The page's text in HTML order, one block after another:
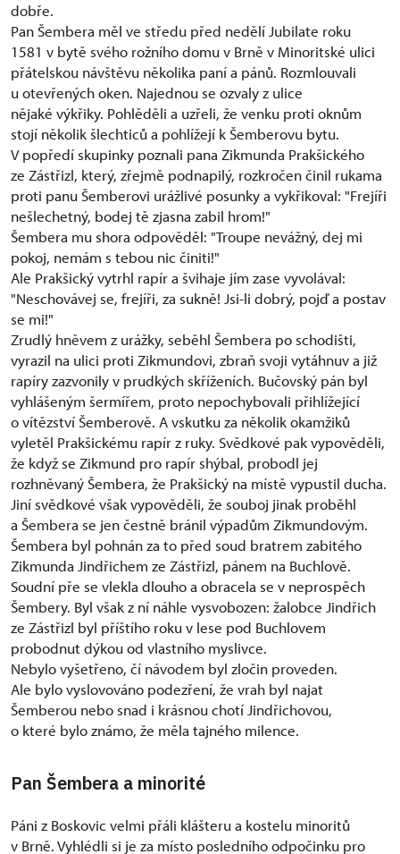
dobře.
Pan Šembera měl ve středu před nedělí Jubilate roku
1581 v bytě svého rožního domu v Brně v Minoritské ulici
přátelskou návštěvu několika paní a pánů. Rozmlouvali
u otevřených oken. Najednou se ozvaly z ulice
nějaké výkřiky. Pohlěděli a uzřeli, že venku proti oknům
stojí několik šlechticů a pohlížejí k Šemberovu bytu.
V popředí skupinky poznali pana Zikmunda Prakšického
ze Zástřizl, který, zřejmě podnapilý, rozkročen činil rukama
proti panu Šemberovi urážlivé posunky a vykřikoval: "Frejíři
nešlechetný, bodej tě zjasna zabil hrom!"
Šembera mu shora odpověděl: "Troupe nevážný, dej mi
pokoj, nemám s tebou nic činiti!"
Ale Prakšický vytrhl rapír a švihaje jím zase vyvolával:
"Neschovávej se, frejíři, za sukně! Jsi-li dobrý, pojď a postav
se mi!"
Zrudlý hněvem z urážky, seběhl Šembera po schodišti,
vyrazil na ulici proti Zikmundovi, zbraň svoji vytáhnuv a již
rapíry zazvonily v prudkých skříženích. Bučovský pán byl
vyhlášeným šermířem, proto nepochybovali přihlížející
o vítězství Šemberově. A vskutku za několik okamžiků
vyletěl Prakšickému rapír z ruky. Svědkové pak vypověděli,
že když se Zikmund pro rapír shýbal, probodl jej
rozhněvaný Šembera, že Prakšický na místě vypustil ducha.
Jiní svědkové však vypověděli, že souboj jinak proběhl
a Šembera se jen čestně bránil výpadům Zikmundovým.
Šembera byl pohnán za to před soud bratrem zabitého
Zikmunda Jindřichem ze Zástřizl, pánem na Buchlově.
Soudní pře se vlekla dlouho a obracela se v neprospěch
Šembery. Byl však z ní náhle vysvobozen: žalobce Jindřich
ze Zástřizl byl příštího roku v lese pod Buchlovem
probodnut dýkou od vlastního myslivce.
Nebylo vyšetřeno, čí návodem byl zločin proveden.
Ale bylo vyslovováno podezření, že vrah byl najat
Šemberou nebo snad i krásnou chotí Jindřichovou,
o které bylo známo, že měla tajného milence.
Pan Šembera a minorité
Páni z Boskovic velmi přáli klášteru a kostelu minoritů
v Brně. Vyhlédli si je za místo posledního odpočinku pro